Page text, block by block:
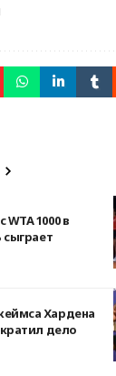
1000 в
сыграет
Хардена
дело